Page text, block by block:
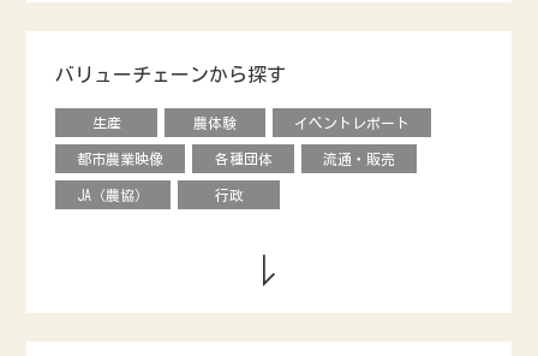
バリューチェーンから探す
生産 農体験 イベントレポート
都市農業映像 各種団体 流通・販売
JA（農協） 行政